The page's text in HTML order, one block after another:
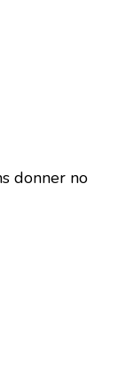
donner no